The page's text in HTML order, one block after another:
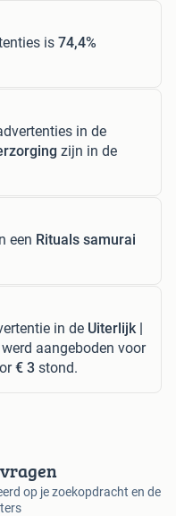
is 74,4%
in de
zijn in de
een Rituals samurai
in de Uiterlijk |
aangeboden voor
€ 3 stond.
op je zoekopdracht en de